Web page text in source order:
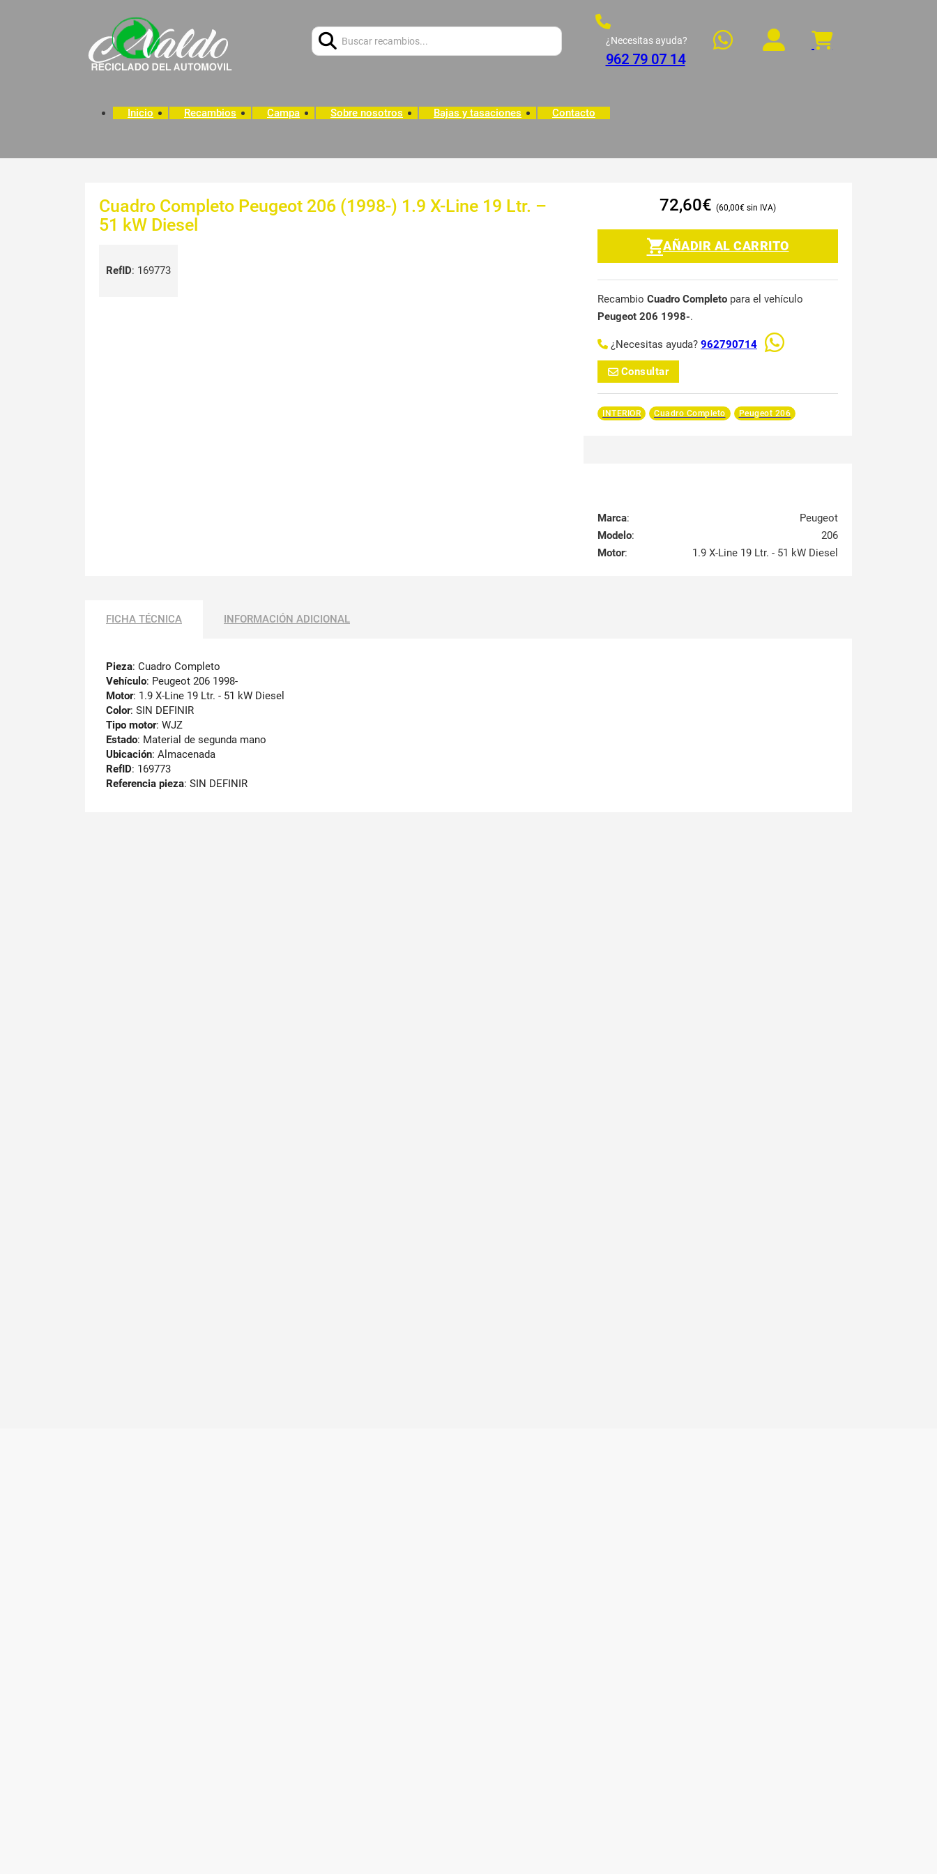
¿Necesitas ayuda?
962 79 07 14
Inicio Recambios Campa Sobre nosotros Bajas y tasaciones Contacto
Cuadro Completo Peugeot 206 (1998-) 1.9 X-Line 19 Ltr. –
51 kW Diesel
RefID: 169773
72,60€ 60,00€
AÑADIR AL CARRITO
Recambio Cuadro Completo para el vehículo
Peugeot 206 1998-.
¿Necesitas ayuda? 962790714
Consultar
INTERIOR Cuadro Completo Peugeot 206
Marca:
Peugeot
Modelo:
206
Motor: 1.9 X-Line 19 Ltr. - 51 kW Diesel
FICHA TÉCNICA INFORMACIÓN ADICIONAL
Pieza: Cuadro Completo
Vehículo: Peugeot 206 1998-
Motor: 1.9 X-Line 19 Ltr. - 51 kW Diesel
Color: SIN DEFINIR
Tipo motor: WJZ
Estado: Material de segunda mano
Ubicación: Almacenada
RefID: 169773
Referencia pieza: SIN DEFINIR